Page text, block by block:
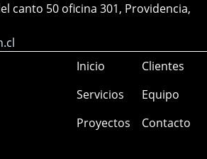
canto 50 oficina 301, Providencia,
Inicio
Servicios
Proyectos
Clientes
Equipo
Contacto